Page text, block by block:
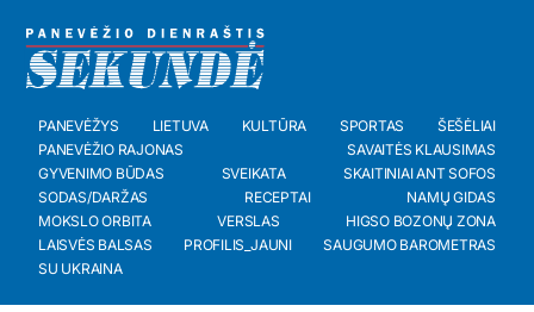
PANEVĖŽYS LIETUVA KULTŪRA SPORTAS
ŠEŠĖLIAI
PANEVĖŽIO RAJONAS
SAVAITĖS KLAUSIMAS
GYVENIMO BŪDAS
SVEIKATA
SKAITINIAI ANT SOFOS
SODAS/DARŽAS
RECEPTAI
NAMŲ GIDAS
MOKSLO ORBITA
VERSLAS
HIGSO BOZONŲ ZONA
LAISVĖS BALSAS
PROFILIS_JAUNI
SAUGUMO BAROMETRAS
SU UKRAINA